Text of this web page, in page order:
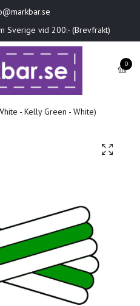
Sverige vid 200:- (Brevfrakt)
0
- Kelly Green - White)